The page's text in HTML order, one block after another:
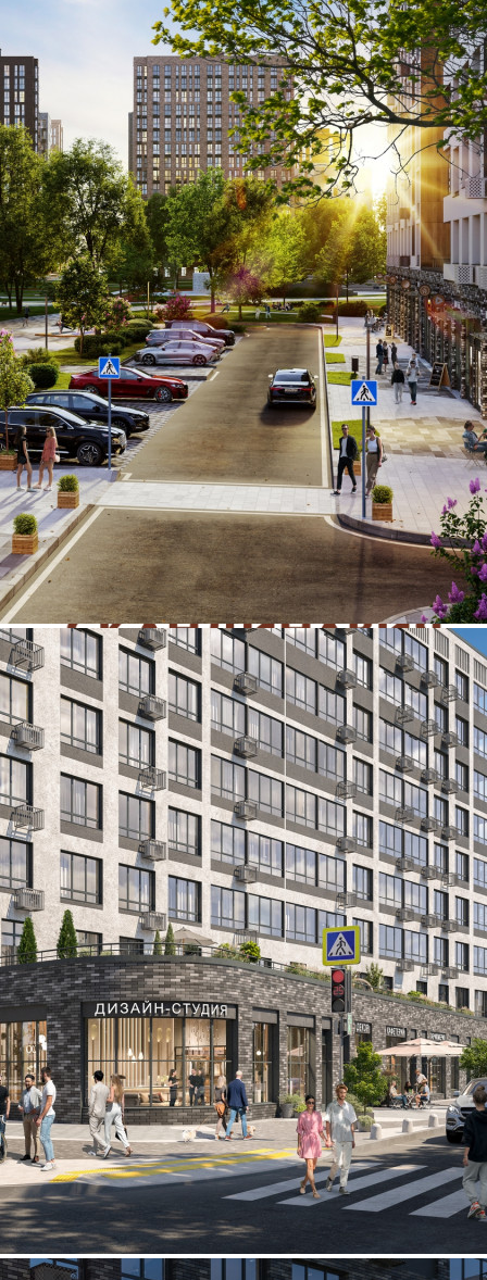
улица Эдварда Грига 16 корп.1
Расположено
Этаж
1
Предлагается
Аренда
Желаемый / подходящий вид деятельности
Не указано
Назначение
Не указано
Размер площади (м2)
96.4
Цена за помещение
289 200 руб.
Цена за 1 кв. м
3 000 руб.
О помещении